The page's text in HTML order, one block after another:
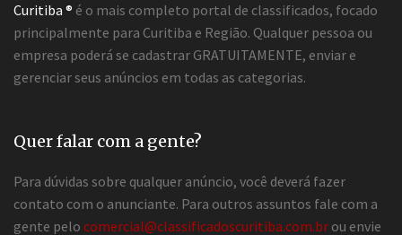
Curitiba ® é o mais completo portal de classificados, focado
principalmente para Curitiba e Região. Qualquer pessoa ou
empresa poderá se cadastrar GRATUITAMENTE, enviar e
gerenciar seus anúncios em todas as categorias.
Quer falar com a gente?
Para dúvidas sobre qualquer anúncio, você deverá fazer
contato com o anunciante. Para outros assuntos fale com a
gente pelo comercial@classificadoscuritiba.com.br ou envie